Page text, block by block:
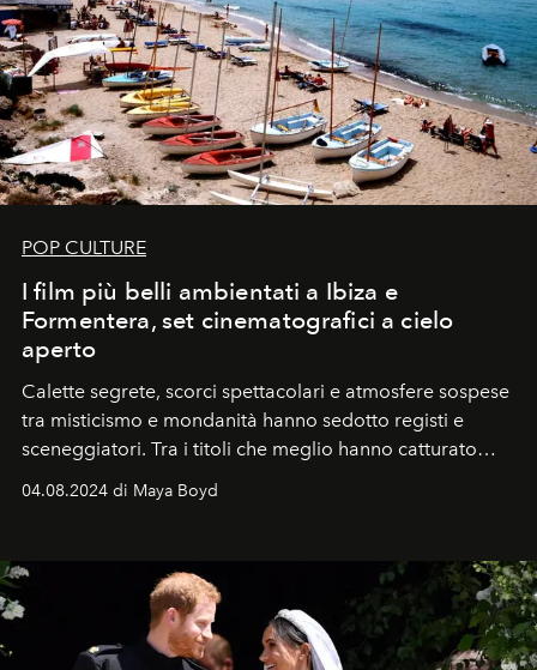
POP CULTURE
I film più belli ambientati a Ibiza e
Formentera, set cinematografici a cielo
aperto
Calette segrete, scorci spettacolari e atmosfere sospese
tra misticismo e mondanità hanno sedotto registi e
sceneggiatori. Tra i titoli che meglio hanno catturato
Lucía di Julio Medem, Amnesia di Gabriele Salvatores e
04.08.2024 di Maya Boyd